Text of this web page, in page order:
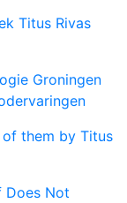
Titus Rivas
Groningen
them by Titus
Does Not